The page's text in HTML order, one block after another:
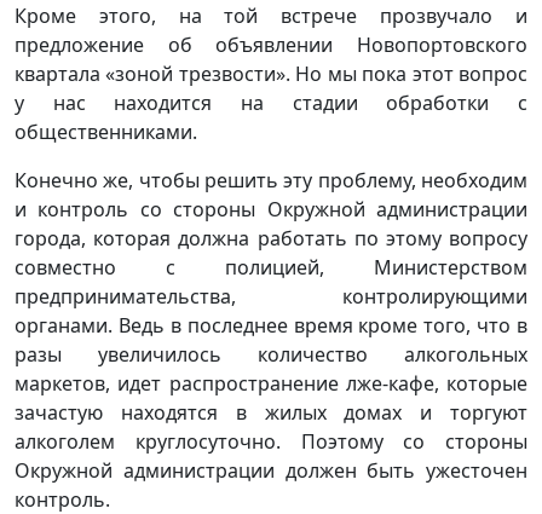
Кроме этого, на той встрече прозвучало и
предложение об объявлении Новопортовского
квартала «зоной трезвости». Но мы пока этот вопрос
у нас находится на стадии обработки с
общественниками.
Конечно же, чтобы решить эту проблему, необходим
и контроль со стороны Окружной администрации
города, которая должна работать по этому вопросу
совместно с полицией, Министерством
предпринимательства, контролирующими
органами. Ведь в последнее время кроме того, что в
разы увеличилось количество алкогольных
маркетов, идет распространение лже-кафе, которые
зачастую находятся в жилых домах и торгуют
алкоголем круглосуточно. Поэтому со стороны
Окружной администрации должен быть ужесточен
контроль.